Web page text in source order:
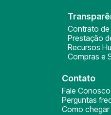
Contrato
Prestação
Recursos
Compras e
Contato
Fale Conosco
Perguntas
Como chegar